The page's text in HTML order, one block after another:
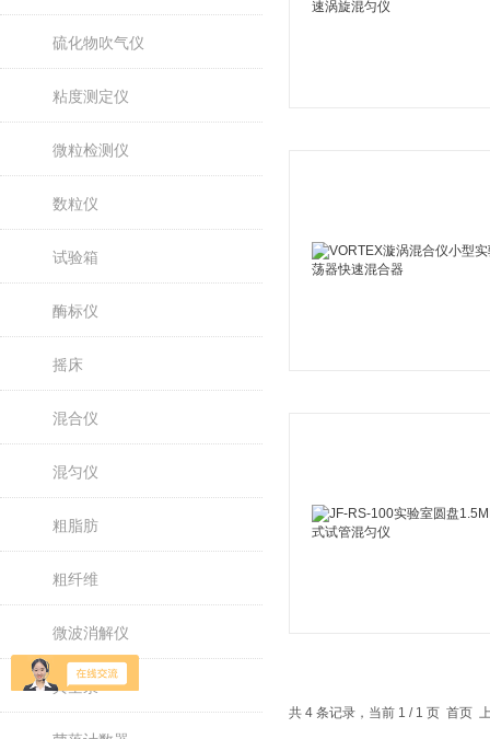
硫化物吹气仪
粘度测定仪
微粒检测仪
数粒仪
试验箱
酶标仪
摇床
混合仪
混匀仪
粗脂肪
粗纤维
微波消解仪
真空泵
共 4 条记录，当前 1 / 1 页 首页